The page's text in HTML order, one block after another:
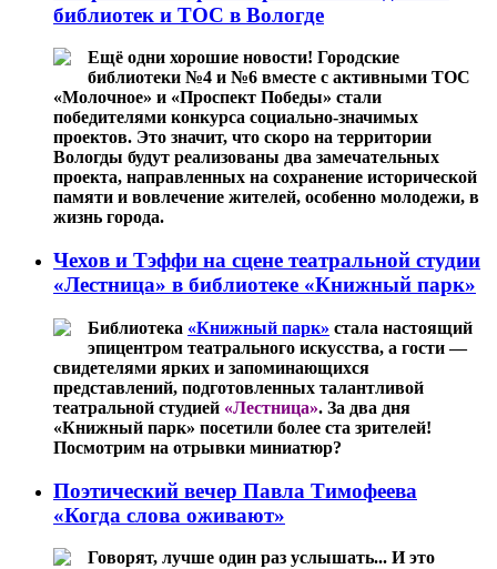
библиотек и ТОС в Вологде
Ещё одни хорошие новости! Городские
библиотеки №4 и №6 вместе с активными ТОС
«Молочное» и «Проспект Победы» стали
победителями конкурса социально-значимых
проектов. Это значит, что скоро на территории
Вологды будут реализованы два замечательных
проекта, направленных на сохранение исторической
памяти и вовлечение жителей, особенно молодежи, в
жизнь города.
Чехов и Тэффи на сцене театральной студии
«Лестница» в библиотеке «Книжный парк»
Библиотека «Книжный парк» стала настоящий
эпицентром театрального искусства, а гости —
свидетелями ярких и запоминающихся
представлений, подготовленных талантливой
театральной студией «Лестница». За два дня
«Книжный парк» посетили более ста зрителей!
Посмотрим на отрывки миниатюр?
Поэтический вечер Павла Тимофеева
«Когда слова оживают»
Говорят, лучше один раз услышать... И это